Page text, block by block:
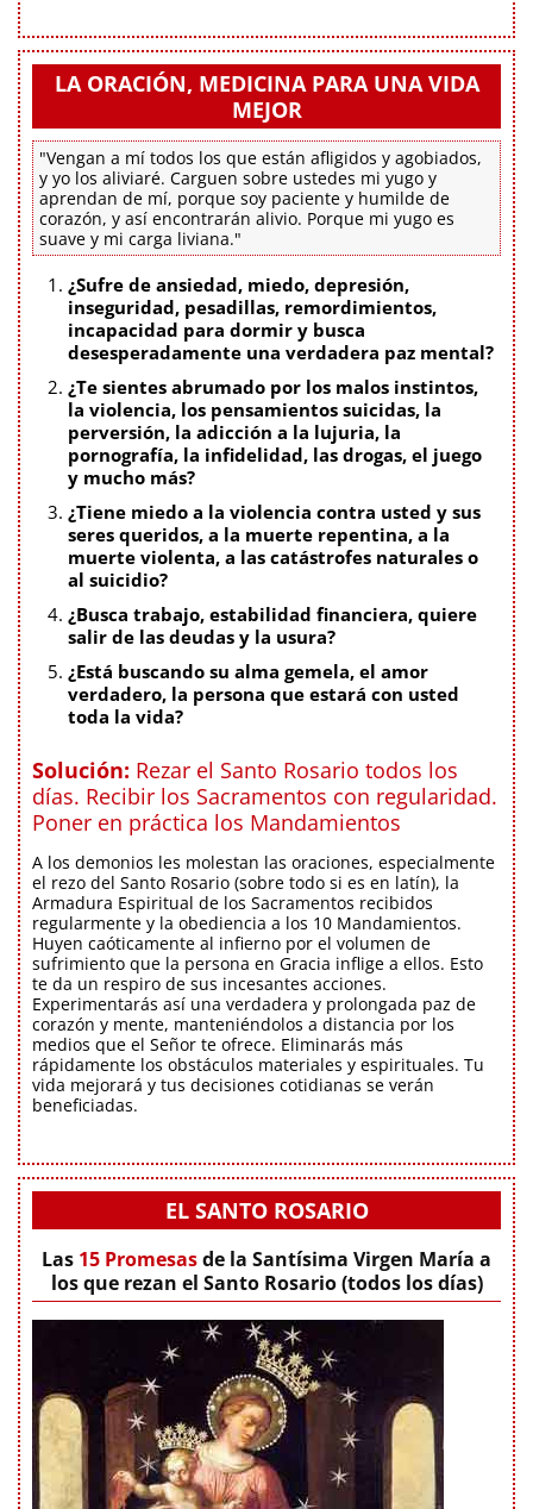
LA ORACIÓN, MEDICINA PARA UNA VIDA
MEJOR
"Vengan a mí todos los que están afligidos y agobiados,
y yo los aliviaré. Carguen sobre ustedes mi yugo y
aprendan de mí, porque soy paciente y humilde de
corazón, y así encontrarán alivio. Porque mi yugo es
suave y mi carga liviana."
¿Sufre de ansiedad, miedo, depresión,
inseguridad, pesadillas, remordimientos,
incapacidad para dormir y busca
desesperadamente una verdadera paz mental?
¿Te sientes abrumado por los malos instintos,
la violencia, los pensamientos suicidas, la
perversión, la adicción a la lujuria, la
pornografía, la infidelidad, las drogas, el juego
y mucho más?
¿Tiene miedo a la violencia contra usted y sus
seres queridos, a la muerte repentina, a la
muerte violenta, a las catástrofes naturales o
al suicidio?
¿Busca trabajo, estabilidad financiera, quiere
salir de las deudas y la usura?
¿Está buscando su alma gemela, el amor
verdadero, la persona que estará con usted
toda la vida?
Solución: Rezar el Santo Rosario todos los
días. Recibir los Sacramentos con regularidad.
Poner en práctica los Mandamientos
A los demonios les molestan las oraciones, especialmente
el rezo del Santo Rosario (sobre todo si es en latín), la
Armadura Espiritual de los Sacramentos recibidos
regularmente y la obediencia a los 10 Mandamientos.
Huyen caóticamente al infierno por el volumen de
sufrimiento que la persona en Gracia inflige a ellos. Esto
te da un respiro de sus incesantes acciones.
Experimentarás así una verdadera y prolongada paz de
corazón y mente, manteniéndolos a distancia por los
medios que el Señor te ofrece. Eliminarás más
rápidamente los obstáculos materiales y espirituales. Tu
vida mejorará y tus decisiones cotidianas se verán
beneficiadas.
EL SANTO ROSARIO
Las 15 Promesasde la Santísima Virgen María a
los que rezan el Santo Rosario (todos los días)